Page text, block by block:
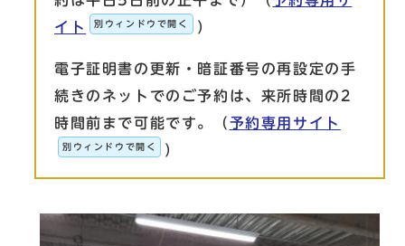
イト
別ウィンドウで開く ）
電子証明書の更新・暗証番号の再設定の手
続きのネットでのご予約は、来所時間の2
時間前まで可能です。（ 予約専用サイト
別ウィンドウで開く ）